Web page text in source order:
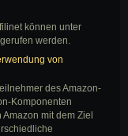
können unter
werden.
von
des Amazon-
Komponenten
mit dem Ziel